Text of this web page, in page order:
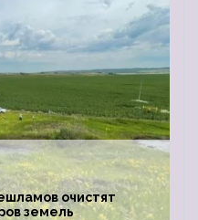
очистят
земель